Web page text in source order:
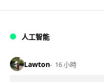
人工智能
Lawton 16 小時